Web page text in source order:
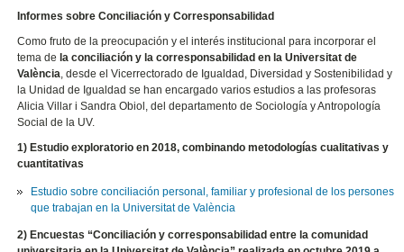
Informes sobre Conciliación y Corresponsabilidad
Como fruto de la preocupación y el interés institucional para incorporar el
tema de la conciliación y la corresponsabilidad en la Universitat de
València, desde el Vicerrectorado de Igualdad, Diversidad y Sostenibilidad y
la Unidad de Igualdad se han encargado varios estudios a las profesoras
Alicia Villar i Sandra Obiol, del departamento de Sociología y Antropología
Social de la UV.
1) Estudio exploratorio en 2018, combinando metodologías cualitativas y
cuantitativas
Estudio sobre conciliación personal, familiar y profesional de los persones
que trabajan en la Universitat de València
2) Encuestas “Conciliación y corresponsabilidad entre la comunidad